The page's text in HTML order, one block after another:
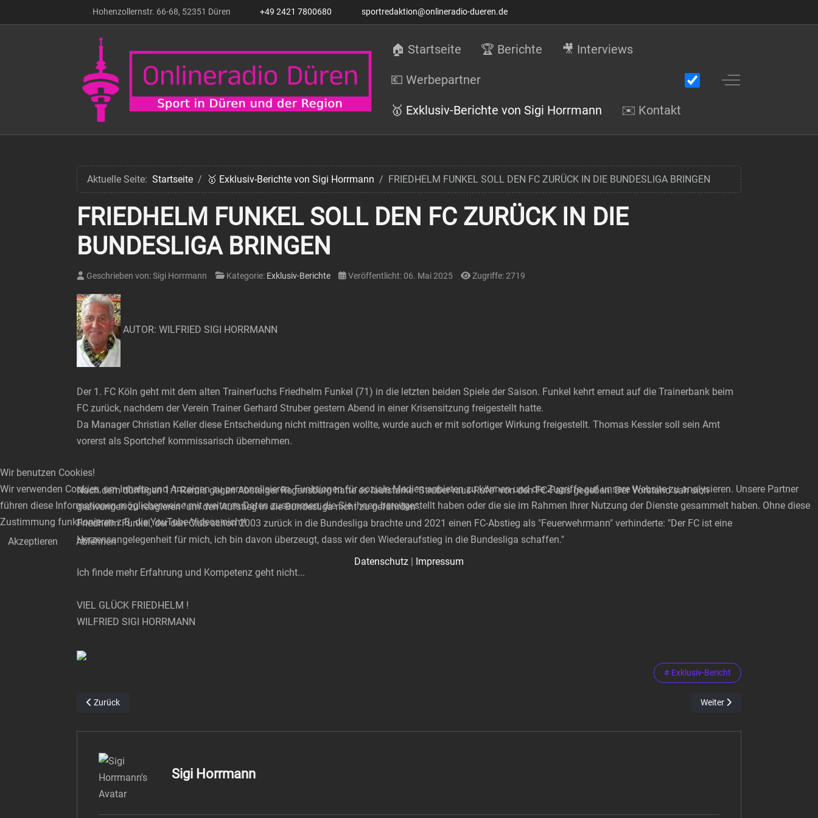
Hohenzollernstr. 66-68, 52351 Düren +49 2421 7800680 sportredaktion@onlineradio-dueren.de
🏠 Startseite 🏆 Berichte 🎥 Interviews
💶 Werbepartner
🥇 Exklusiv-Berichte von Sigi Horrmann ✉️ Kontakt
Off-Canvas Toggle
Aktuelle Seite: Startseite 🥇 Exklusiv-Berichte von Sigi Horrmann FRIEDHELM FUNKEL SOLL DEN FC ZURÜCK IN DIE BUNDESLIGA BRINGEN
FRIEDHELM FUNKEL SOLL DEN FC ZURÜCK IN DIE
BUNDESLIGA BRINGEN
Geschrieben von:Sigi Horrmann Kategorie: Exklusiv-Berichte Veröffentlicht: 06. Mai 2025 Zugriffe: 2719
AUTOR: WILFRIED SIGI HORRMANN
Der 1. FC Köln geht mit dem alten Trainerfuchs Friedhelm Funkel (71) in die letzten beiden Spiele der Saison. Funkel kehrt erneut auf die Trainerbank beim
FC zurück, nachdem der Verein Trainer Gerhard Struber gestern Abend in einer Krisensitzung freigestellt hatte.
Da Manager Christian Keller diese Entscheidung nicht mittragen wollte, wurde auch er mit sofortiger Wirkung freigestellt. Thomas Kessler soll sein Amt
vorerst als Sportchef kommissarisch übernehmen.
Nach dem dürftigen 1:1-Remis gegen Absteiger Regensburg hatte es lautstarke "Struber-raus-Rufe" von den FC-Fans gegeben. Der Vorstand sah sich
gezwungen zu reagieren "um den Aufstieg in die Bundesliga nicht zu gefährden".
Friedhelm Funkel, der den Club schon 2003 zurück in die Bundesliga brachte und 2021 einen FC-Abstieg als "Feuerwehrmann" verhinderte: "Der FC ist eine
Herzensangelegenheit für mich, ich bin davon überzeugt, dass wir den Wiederaufstieg in die Bundesliga schaffen."
Ich finde mehr Erfahrung und Kompetenz geht nicht...
VIEL GLÜCK FRIEDHELM !
WILFRIED SIGI HORRMANN
# Exklusiv-Bericht
Vorheriger Beitrag: Wunderbarer BVB und toller FC Kölle feiern ihre Erfolge...
Zurück Nächster Beitrag:
Weiter
Sigi Horrmann
Wir benutzen Cookies!
Wir verwenden Cookies, um Inhalte und Anzeigen zu personalisieren, Funktionen für soziale Medien anbieten zu können und die Zugriffe auf unsere Website zu analysieren. Unsere Partner
führen diese Informationen möglicherweise mit weiteren Daten zusammen, die Sie ihnen bereitgestellt haben oder die sie im Rahmen Ihrer Nutzung der Dienste gesammelt haben. Ohne diese
Zustimmung funktionieren z.B. die YouTube-Videos nicht!
Akzeptieren
Ablehnen
Datenschutz | Impressum